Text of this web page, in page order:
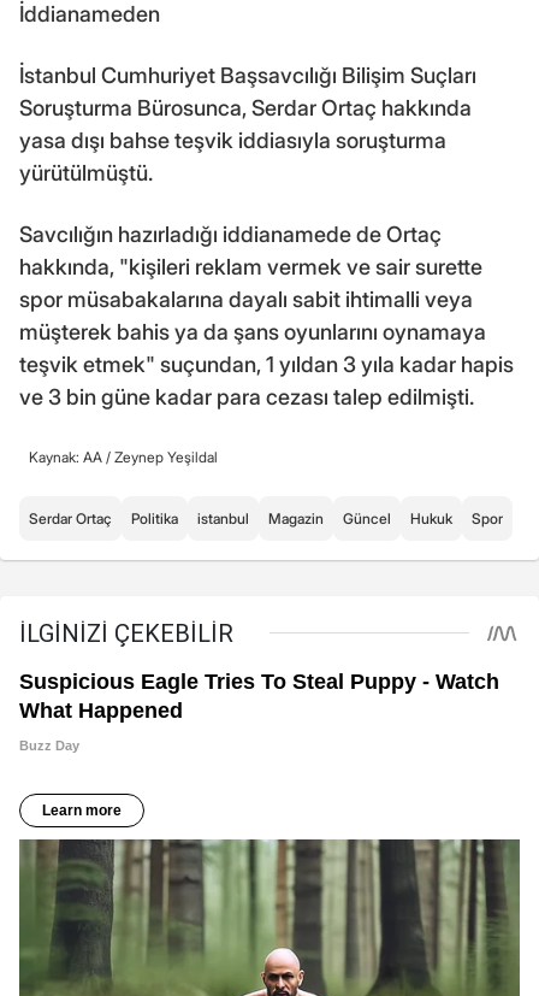
İddianameden
İstanbul Cumhuriyet Başsavcılığı Bilişim Suçları
Soruşturma Bürosunca, Serdar Ortaç hakkında
yasa dışı bahse teşvik iddiasıyla soruşturma
yürütülmüştü.
Savcılığın hazırladığı iddianamede de Ortaç
hakkında, "kişileri reklam vermek ve sair surette
spor müsabakalarına dayalı sabit ihtimalli veya
müşterek bahis ya da şans oyunlarını oynamaya
teşvik etmek" suçundan, 1 yıldan 3 yıla kadar hapis
ve 3 bin güne kadar para cezası talep edilmişti.
Kaynak: AA / Zeynep Yeşildal
Serdar Ortaç Politika istanbul Magazin Güncel Hukuk Spor